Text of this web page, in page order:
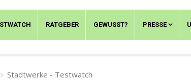
RATGEBER GEWUSST? PRESSE
Stadtwerke - Testwatch